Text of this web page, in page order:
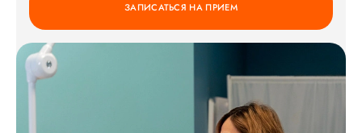
ЗАПИСАТЬСЯ НА ПРИЕМ